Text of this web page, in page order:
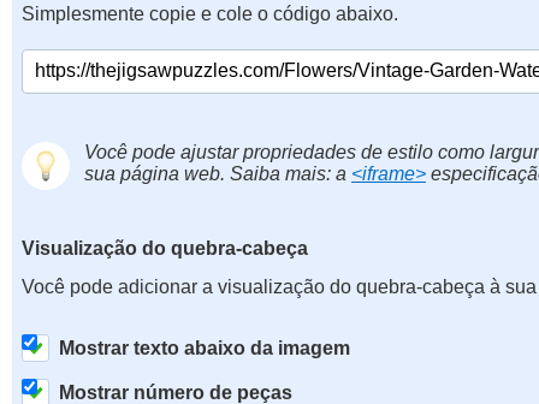
Simplesmente copie e cole o código abaixo.
Você pode ajustar propriedades de estilo como
sua página web. Saiba mais: a <iframe>
Visualização do quebra-cabeça
Você pode adicionar a visualização do quebra-cabeça à
Mostrar texto abaixo da imagem
Mostrar número de peças